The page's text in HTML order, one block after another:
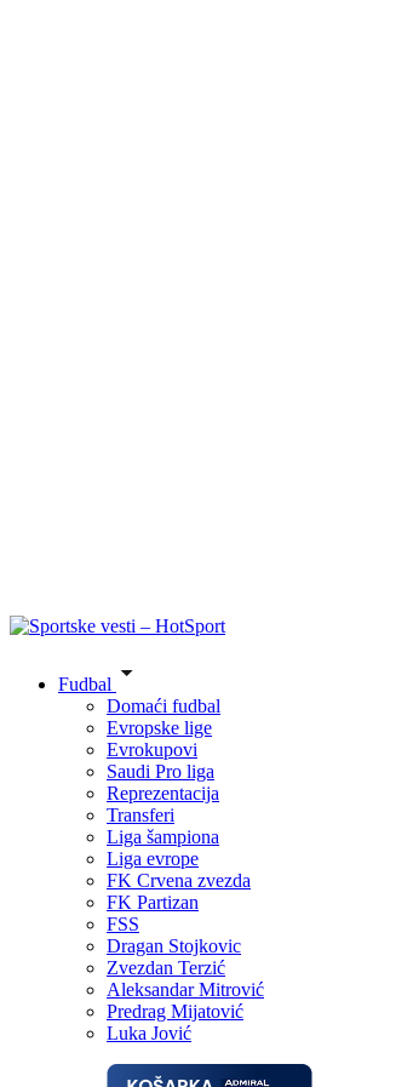
Fudbal
Domaći fudbal
Evropske lige
Evrokupovi
Saudi Pro liga
Reprezentacija
Transferi
Liga šampiona
Liga evrope
FK Crvena zvezda
FK Partizan
FSS
Dragan Stojkovic
Zvezdan Terzić
Aleksandar Mitrović
Predrag Mijatović
Luka Jović